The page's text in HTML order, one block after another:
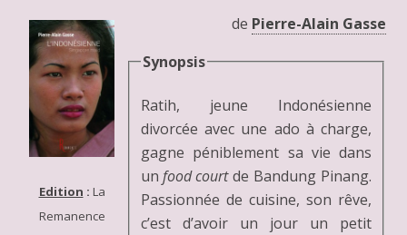
Edition : La
Remanence
de Pierre-Alain Gasse
Synopsis
Ratih, jeune Indonésienne
divorcée avec une ado à charge,
gagne péniblement sa vie dans
un food courtde Bandung Pinang.
Passionnée de cuisine, son rêve,
c’est d’avoir un jour un petit